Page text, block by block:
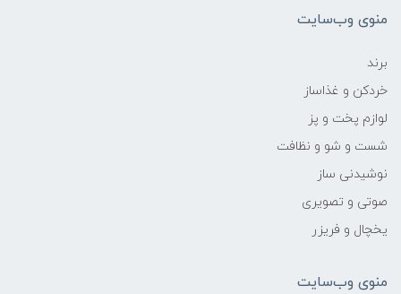
منوی وب‌سایت
برند
خردکن و غذاساز
لوازم پخت و پز
شست و شو و نظافت
نوشیدنی ساز
صوتی و تصویری
یخچال و فریزر
منوی وب‌سایت